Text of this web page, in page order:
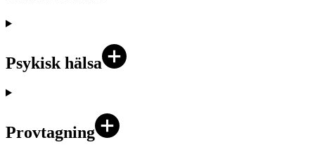
Psykisk hälsa
Provtagning